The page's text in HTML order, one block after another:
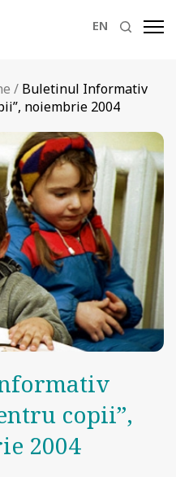
EN
/ Buletinul Informativ
noiembrie 2004
copii”,
2004